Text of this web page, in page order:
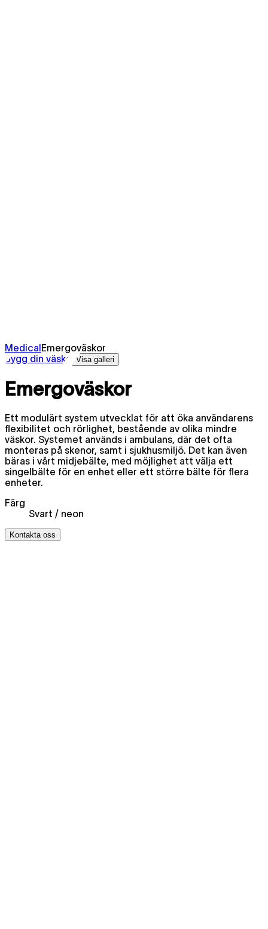
MedicalEmergoväskor
Bygg din väska
Visa galleri
Emergoväskor
Ett modulärt system utvecklat för att öka användarens
flexibilitet och rörlighet, bestående av olika mindre
väskor. Systemet används i ambulans, där det ofta
monteras på skenor, samt i sjukhusmiljö. Det kan även
bäras i vårt midjebälte, med möjlighet att välja ett
singelbälte för en enhet eller ett större bälte för flera
enheter.
Färg
Svart / neon
Kontakta oss